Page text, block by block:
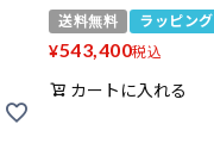
送料無料 ラッピング
¥543,400税込
カートに入れる